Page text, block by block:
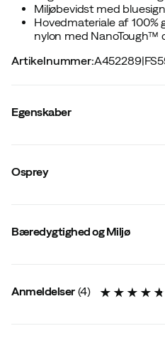
Miljøbevidst med
Hovedmateriale af
nylon med
Artikelnummer:A452289|
Egenskaber
Vandtæt
Lavet i:Vietnam
Osprey
Bæredygtighed og Miljø
Anmeldelser (4)